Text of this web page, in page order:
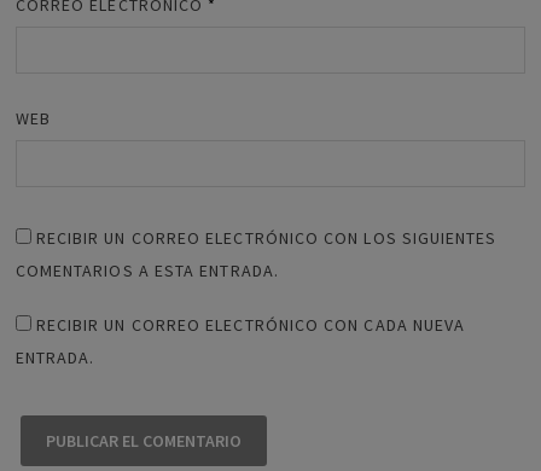
CORREO ELECTRÓNICO *
WEB
RECIBIR UN CORREO ELECTRÓNICO CON LOS SIGUIENTES
COMENTARIOS A ESTA ENTRADA.
RECIBIR UN CORREO ELECTRÓNICO CON CADA NUEVA
ENTRADA.